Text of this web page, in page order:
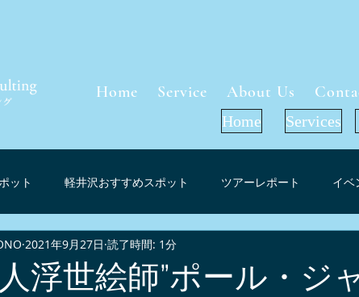
Home Service About Us
Home Services
ット 軽井沢おすすめスポット ツアーレポート イベ
軽井沢周辺グルメ インフォメーション
浮世絵師”ポール・ジ
2021年9月27日 読了時間: 1分